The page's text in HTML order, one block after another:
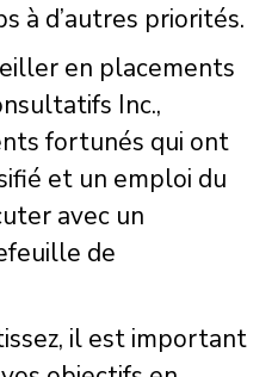
à d’autres priorités.
en placements
Inc.,
fortunés qui ont
et un emploi du
avec un
de
il est important